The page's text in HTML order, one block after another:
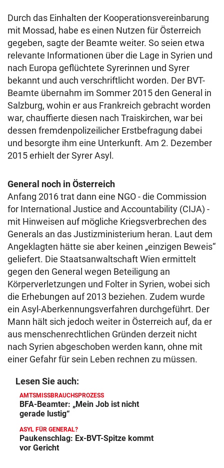
Durch das Einhalten der Kooperationsvereinbarung
mit Mossad, habe es einen Nutzen für Österreich
gegeben, sagte der Beamte weiter. So seien etwa
relevante Informationen über die Lage in Syrien und
nach Europa geflüchtete Syrerinnen und Syrer
bekannt und auch verschriftlicht worden. Der BVT-
Beamte übernahm im Sommer 2015 den General in
Salzburg, wohin er aus Frankreich gebracht worden
war, chauffierte diesen nach Traiskirchen, war bei
dessen fremdenpolizeilicher Erstbefragung dabei
und besorgte ihm eine Unterkunft. Am 2. Dezember
2015 erhielt der Syrer Asyl.
General noch in Österreich
Anfang 2016 trat dann eine NGO - die Commission
for International Justice and Accountability (CIJA) -
mit Hinweisen auf mögliche Kriegsverbrechen des
Generals an das Justizministerium heran. Laut dem
Angeklagten hätte sie aber keinen „einzigen Beweis“
geliefert. Die Staatsanwaltschaft Wien ermittelt
gegen den General wegen Beteiligung an
Körperverletzungen und Folter in Syrien, wobei sich
die Erhebungen auf 2013 beziehen. Zudem wurde
ein Asyl-Aberkennungsverfahren durchgeführt. Der
Mann hält sich jedoch weiter in Österreich auf, da er
aus menschenrechtlichen Gründen derzeit nicht
nach Syrien abgeschoben werden kann, ohne mit
einer Gefahr für sein Leben rechnen zu müssen.
Lesen Sie auch:
AMTSMISSBRAUCHSPROZESS
BFA-Beamter: „Mein Job ist nicht
gerade lustig“
ASYL FÜR GENERAL?
Paukenschlag: Ex-BVT-Spitze kommt
vor Gericht